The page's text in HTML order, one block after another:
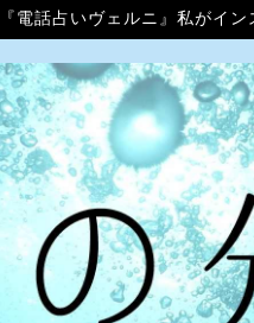
『電話占いヴェルニ』私がイ